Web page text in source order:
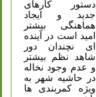
دستور کارهای
جدید و ایجاد
هماهنگی بیشتر
امید است در آینده
ای نچندان دور
شاهد نظم بیشتر
و عدم وجود نخاله
در حاشیه شهر به
ویژه کمربندی ها